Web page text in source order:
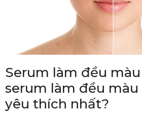
Serum làm đều
serum làm đều
yêu thích nhất?